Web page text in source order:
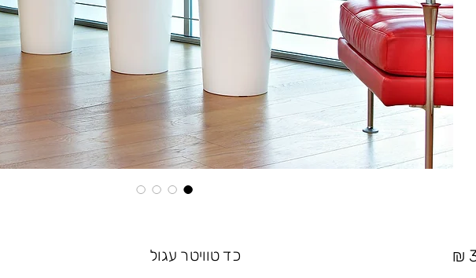
כד טוויטר עגול